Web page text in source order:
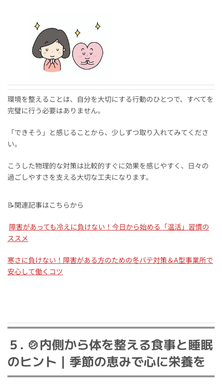
環境を整えることは、自分を大切にする行動のひとつで、すべてを
完璧に行う必要はありません。
「できそう」と感じることから、少しずつ取り入れてみてくださ
い。
こうした物理的な対策は比較的すぐに効果を感じやすく、日々の
過ごしやすさを支える大切な工夫になります。
📝関連記事はこちらから
障害があっても冷えに負けない！今日から始める「温活」習慣の
ススメ
寒さに負けない！障害がある方のための冬バテ対策＆A型事業所で
安心して働くコツ
５. 🍲内側から体を整える食事と睡眠
のヒント｜季節の恵みで心に栄養を